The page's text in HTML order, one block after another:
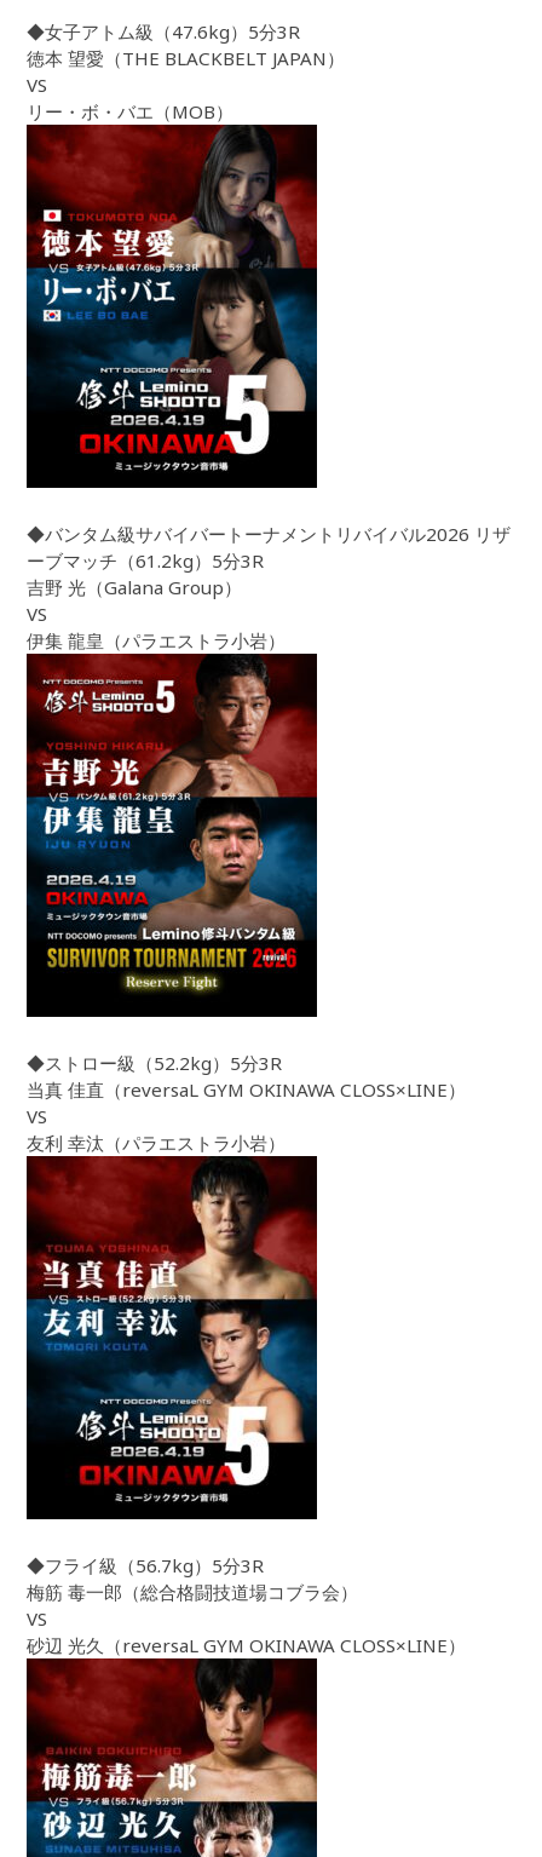
◆女子アトム級（47.6kg）5分3R
徳本 望愛（THE BLACKBELT JAPAN）
VS
リー・ボ・バエ（MOB）
◆バンタム級サバイバートーナメントリバイバル2026 リザ
ーブマッチ（61.2kg）5分3R
吉野 光（Galana Group）
VS
伊集 龍皇（パラエストラ小岩）
◆ストロー級（52.2kg）5分3R
当真 佳直（reversaL GYM OKINAWA CLOSS×LINE）
VS
友利 幸汰（パラエストラ小岩）
◆フライ級（56.7kg）5分3R
梅筋 毒一郎（総合格闘技道場コブラ会）
VS
砂辺 光久（reversaL GYM OKINAWA CLOSS×LINE）